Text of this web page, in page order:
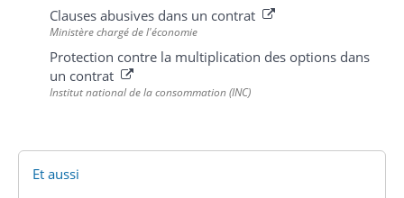
Clauses abusives dans un contrat
Ministère chargé de l'économie
Protection contre la multiplication des options dans
un contrat
Institut national de la consommation (INC)
Et aussi